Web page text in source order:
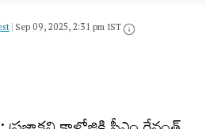
|Sep 09, 2025, 2:31 pm IST